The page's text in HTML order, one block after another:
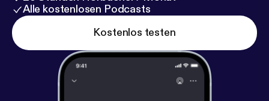
Alle kostenlosen Podcasts
Kostenlos testen